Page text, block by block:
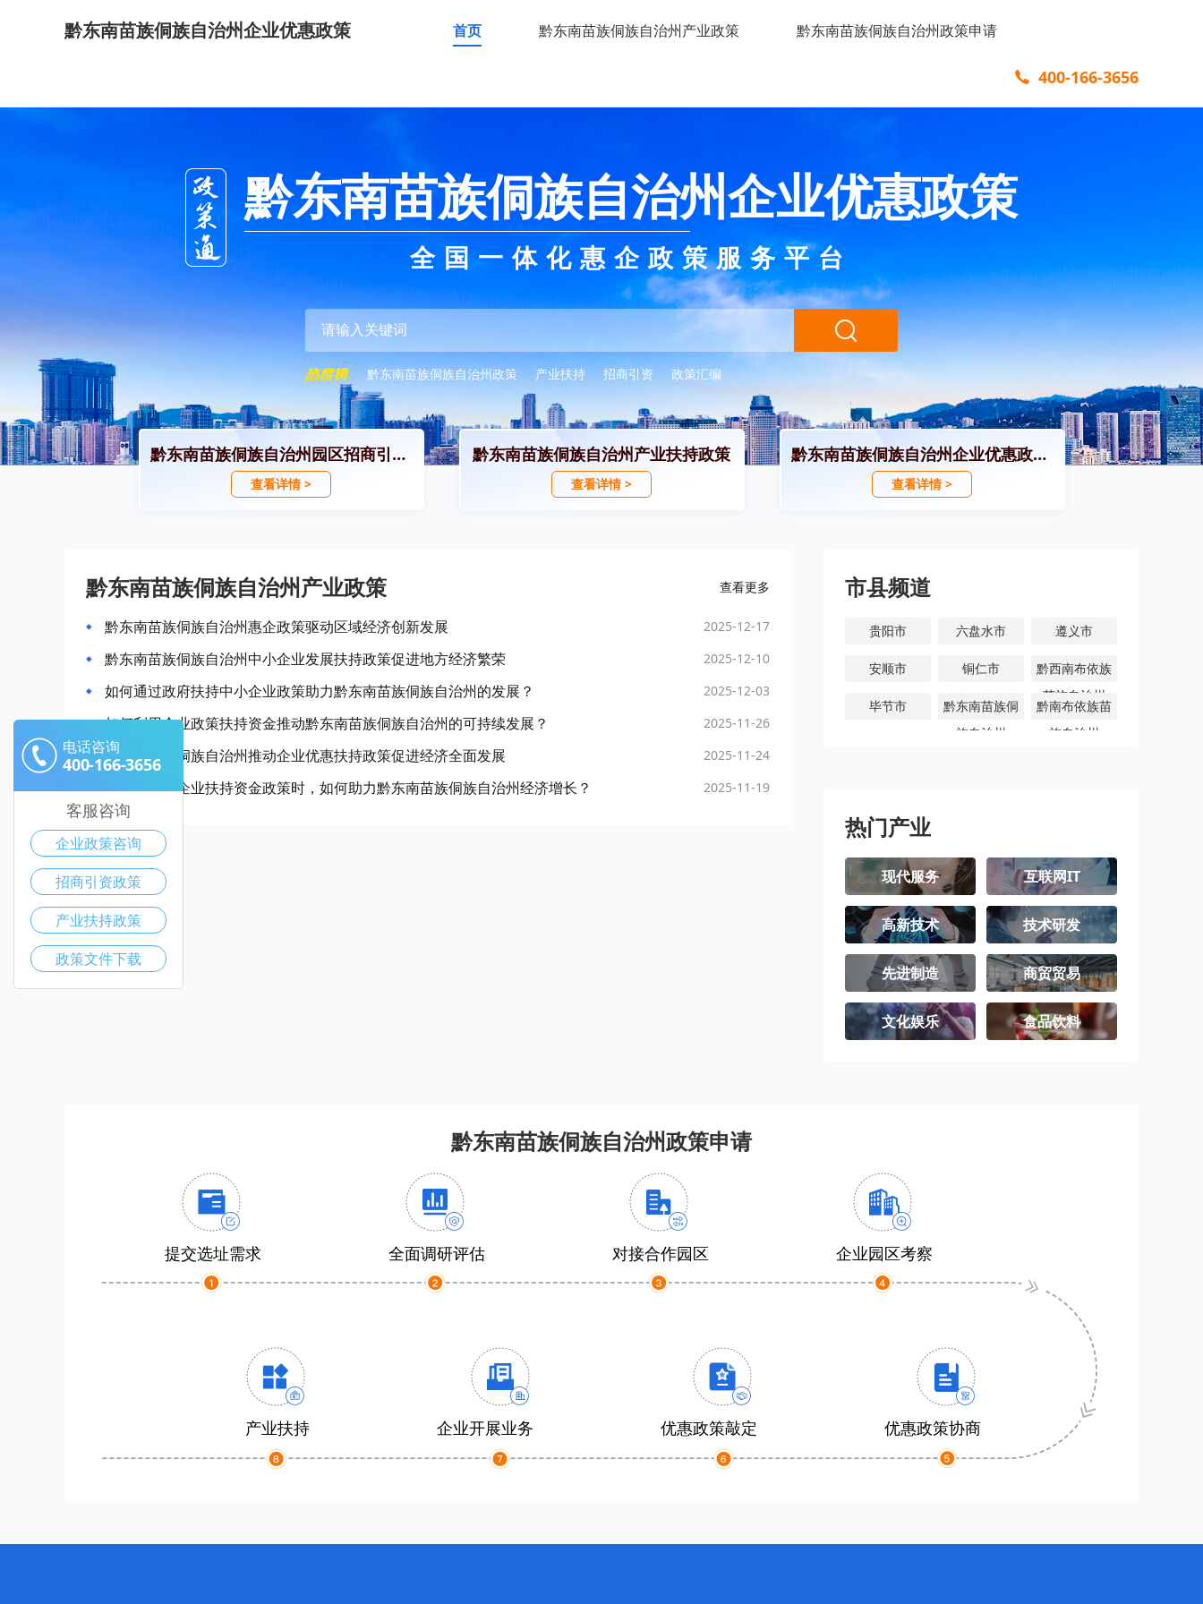
黔东南苗族侗族自治州企业优惠政策 首页 黔东南苗族侗族自治州产业政策 黔东南苗族侗族自治州政策申请
400-166-3656
黔东南苗族侗族自治州企业优惠政策
全国一体化惠企政策服务平台
黔东南苗族侗族自治州政策 产业扶持 招商引资 政策汇编
黔东南苗族侗族自治州园区招商引资政策
查看详情 >
黔东南苗族侗族自治州产业扶持政策
查看详情 >
黔东南苗族侗族自治州企业优惠政策汇编
查看详情 >
黔东南苗族侗族自治州产业政策 查看更多
黔东南苗族侗族自治州惠企政策驱动区域经济创新发展 2025-12-17
黔东南苗族侗族自治州中小企业发展扶持政策促进地方经济繁荣 2025-12-10
如何通过政府扶持中小企业政策助力黔东南苗族侗族自治州的发展？ 2025-12-03
如何利用企业政策扶持资金推动黔东南苗族侗族自治州的可持续发展？ 2025-11-26
黔东南苗族侗族自治州推动企业优惠扶持政策促进经济全面发展 2025-11-24
当政府推出企业扶持资金政策时，如何助力黔东南苗族侗族自治州经济增长？ 2025-11-19
市县频道
贵阳市 六盘水市 遵义市
安顺市 铜仁市
黔西南布依族
苗族自治州
毕节市
黔东南苗族侗
族自治州
黔南布依族苗
族自治州
热门产业
现代服务 互联网IT
高新技术 技术研发
先进制造 商贸贸易
文化娱乐 食品饮料
黔东南苗族侗族自治州政策申请
提交选址需求 全面调研评估 对接合作园区 企业园区考察
产业扶持 企业开展业务 优惠政策敲定 优惠政策协商
电话咨询
400-166-3656
客服咨询
企业政策咨询
招商引资政策
产业扶持政策
政策文件下载